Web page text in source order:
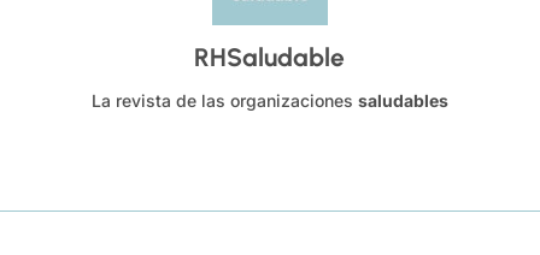
RHSaludable
La revista de las organizaciones saludables